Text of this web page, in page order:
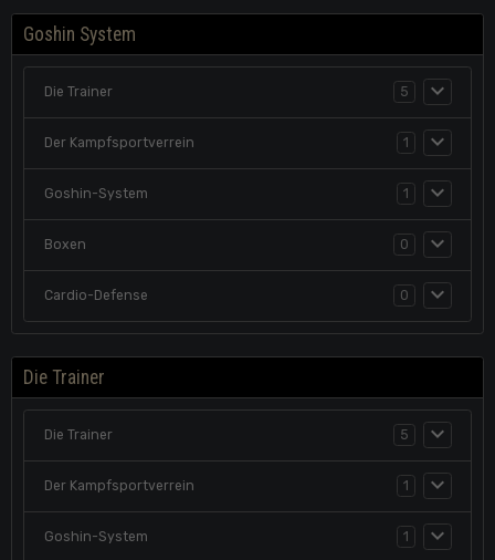
Goshin System
Die Trainer 5
Der Kampfsportverrein 1
Goshin-System 1
Boxen 0
Cardio-Defense 0
Die Trainer
Die Trainer 5
Der Kampfsportverrein 1
Goshin-System 1